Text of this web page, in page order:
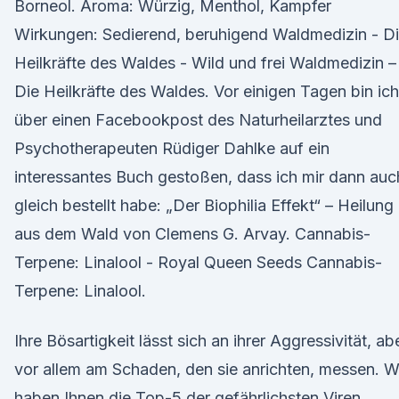
Borneol. Aroma: Würzig, Menthol, Kampfer
Wirkungen: Sedierend, beruhigend Waldmedizin -
Heilkräfte des Waldes - Wild und frei Waldmedizin –
Die Heilkräfte des Waldes. Vor einigen Tagen bin ich
über einen Facebookpost des Naturheilarztes und
Psychotherapeuten Rüdiger Dahlke auf ein
interessantes Buch gestoßen, dass ich mir dann
gleich bestellt habe: „Der Biophilia Effekt“ – Heilung
aus dem Wald von Clemens G. Arvay. Cannabis-
Terpene: Linalool - Royal Queen Seeds Cannabis-
Terpene: Linalool.
Ihre Bösartigkeit lässt sich an ihrer Aggressivität,
vor allem am Schaden, den sie anrichten, messen.